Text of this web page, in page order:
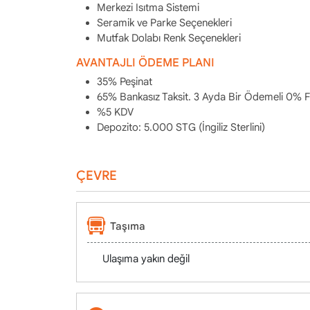
Merkezi Isıtma Sistemi
Seramik ve Parke Seçenekleri
Mutfak Dolabı Renk Seçenekleri
AVANTAJLI ÖDEME PLANI
35% Peşinat
65% Bankasız Taksit. 3 Ayda Bir Ödemeli 0%
%5 KDV
Depozito: 5.000 STG (İngiliz Sterlini)
ÇEVRE
Taşıma
Ulaşıma yakın değil